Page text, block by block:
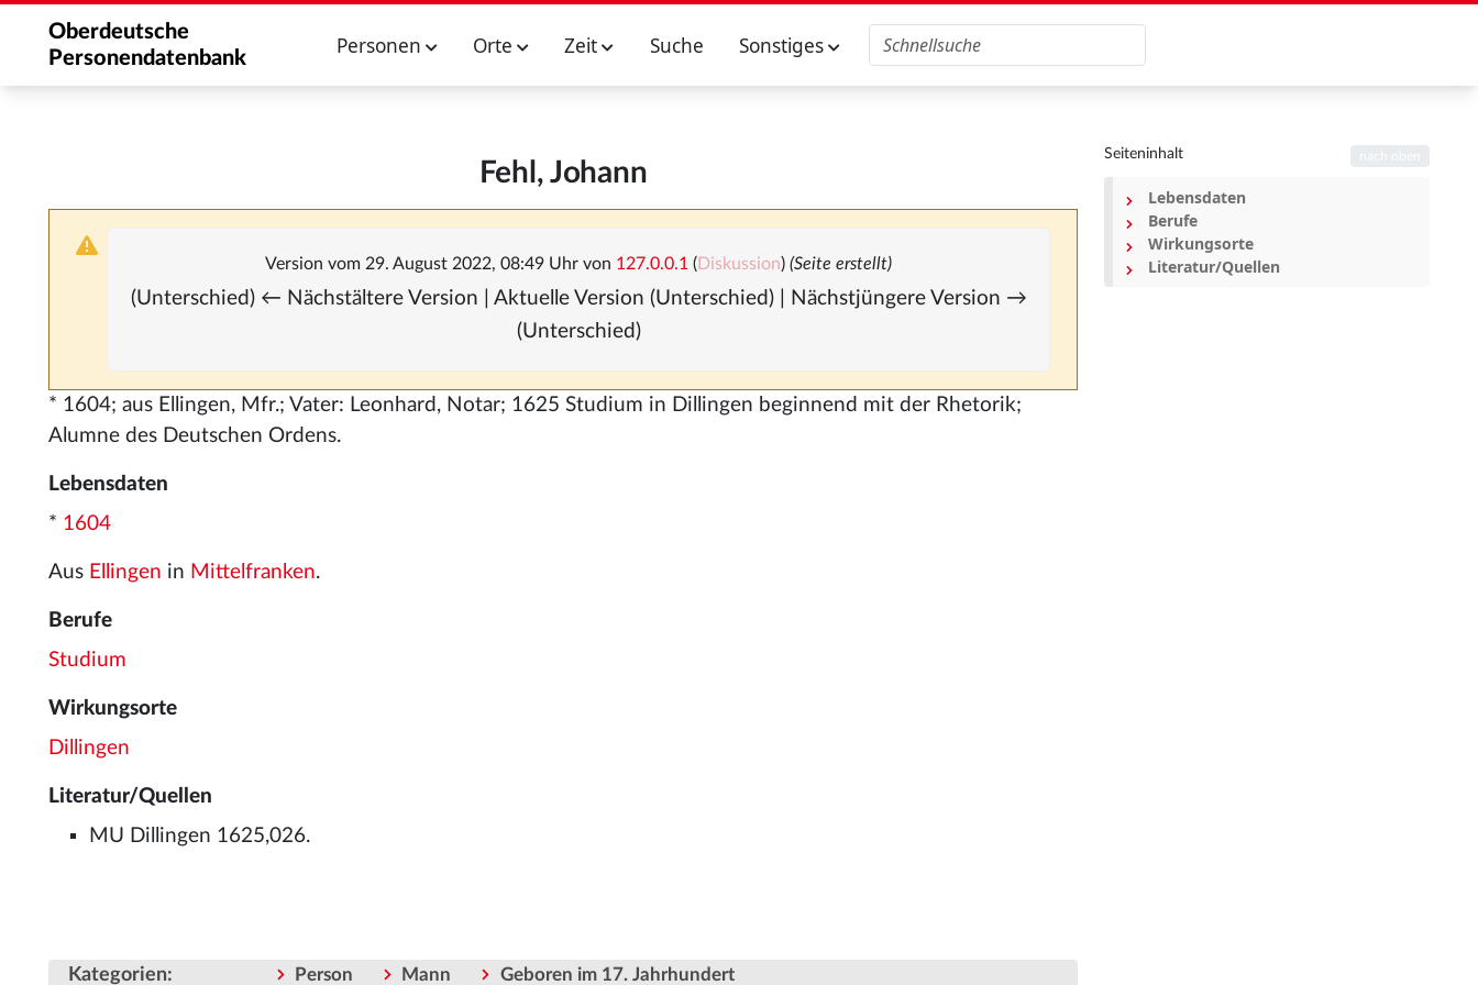
Oberdeutsche
Personendatenbank
Personen Orte Zeit Suche Sonstiges
Fehl, Johann
Version vom 29. August 2022, 08:49 Uhr von 127.0.0.1 (Diskussion) (Seite erstellt)
(Unterschied) ← Nächstältere Version | Aktuelle Version (Unterschied) | Nächstjüngere Version →
(Unterschied)
* 1604; aus Ellingen, Mfr.; Vater: Leonhard, Notar; 1625 Studium in Dillingen beginnend mit der Rhetorik;
Alumne des Deutschen Ordens.
Lebensdaten
* 1604
Aus Ellingen in Mittelfranken.
Berufe
Studium
Wirkungsorte
Dillingen
Literatur/Quellen
MU Dillingen 1625,026.
Kategorien: Person Mann Geboren im 17. Jahrhundert
Seiteninhalt
Lebensdaten
Berufe
Wirkungsorte
Literatur/Quellen